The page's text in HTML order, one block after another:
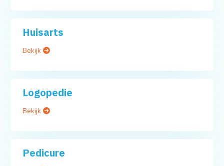
Huisarts
Bekijk
Logopedie
Bekijk
Pedicure